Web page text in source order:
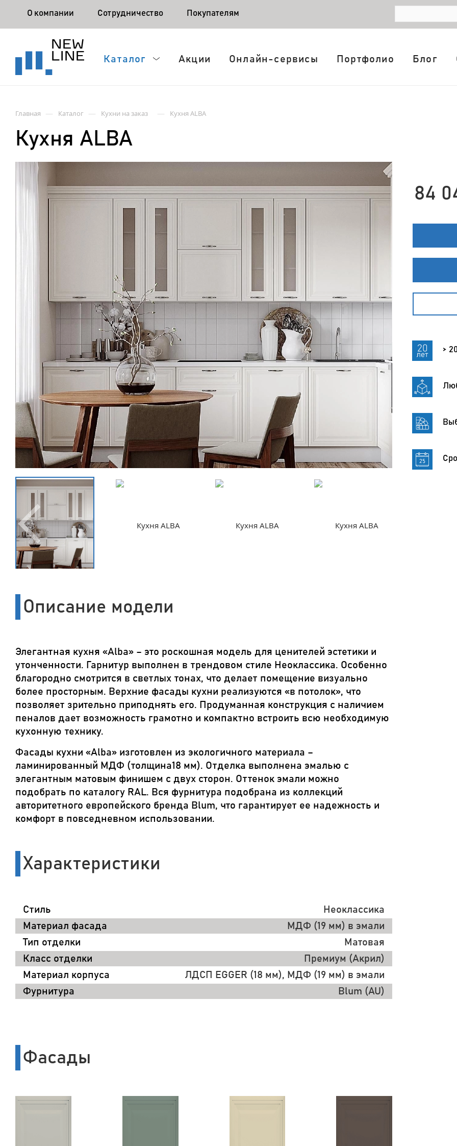
О компании Сотрудничество Покупателям
Каталог Акции Онлайн-сервисы Портфолио Блог
Главная — Каталог — Кухни на заказ — Кухня ALBA
Кухня ALBA
Описание модели
Элегантная кухня «Alba» – это роскошная модель для ценителей эстетики и
утонченности. Гарнитур выполнен в трендовом стиле Неоклассика. Особенно
благородно смотрится в светлых тонах, что делает помещение визуально
более просторным. Верхние фасады кухни реализуются «в потолок», что
позволяет зрительно приподнять его. Продуманная конструкция с наличием
пеналов дает возможность грамотно и компактно встроить всю необходимую
кухонную технику.
Фасады кухни «Alba» изготовлен из экологичного материала –
ламинированный МДФ (толщина18 мм). Отделка выполнена эмалью с
элегантным матовым финишем c двух сторон. Оттенок эмали можно
подобрать по каталогу RAL. Вся фурнитура подобрана из коллекций
авторитетного европейского бренда Blum, что гарантирует ее надежность и
комфорт в повседневном использовании.
Характеристики
Стиль
Неоклассика
Материал фасада
МДФ (19 мм) в эмали
Тип отделки
Матовая
Класс отделки
Премиум (Акрил)
Материал корпуса
ЛДСП EGGER (18 мм), МДФ (19 мм) в эмали
Фурнитура
Blum (AU)
Фасады
84
>